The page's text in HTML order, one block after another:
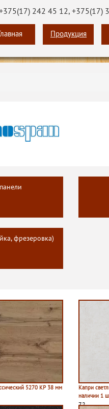
242 45 12, +375(17)
Продукция
фрезеровка)
5270 КР 38 мм
Капри
наличии 1
72